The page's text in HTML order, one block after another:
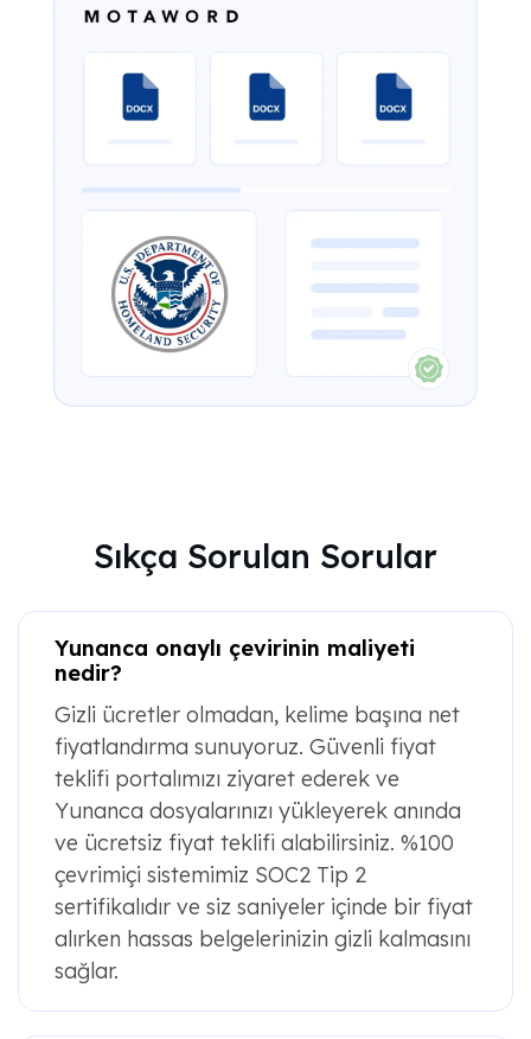
Sıkça Sorulan Sorular
Yunanca onaylı çevirinin maliyeti
nedir?
Gizli ücretler olmadan, kelime başına net
fiyatlandırma sunuyoruz. Güvenli fiyat
teklifi portalımızı ziyaret ederek ve
Yunanca dosyalarınızı yükleyerek anında
ve ücretsiz fiyat teklifi alabilirsiniz. %100
çevrimiçi sistemimiz SOC2 Tip 2
sertifikalıdır ve siz saniyeler içinde bir fiyat
alırken hassas belgelerinizin gizli kalmasını
sağlar.